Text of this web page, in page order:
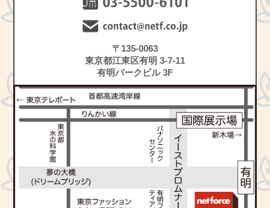
〒135-0063
東京都江東区有明 3-7-11
有明パークビル 3F